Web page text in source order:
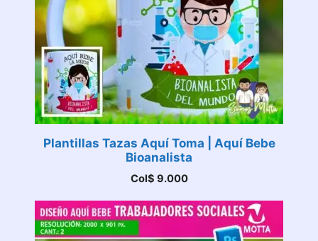
Plantillas Tazas Aquí Toma | Aquí Bebe
Bioanalista
Col$ 9.000